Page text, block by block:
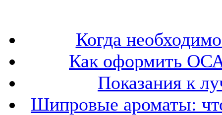
Когда
Как оформить
Показания к
Шипровые ароматы: